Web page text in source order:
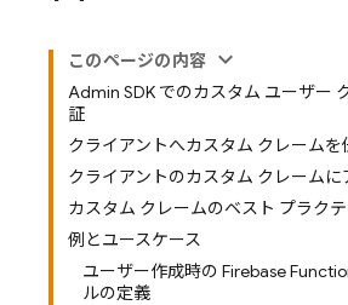
このページの内容
Admin SDK でのカスタム ユーザー
証
クライアントへカスタム クレームを
クライアントのカスタム クレームに
カスタム クレームのベスト プラク
例とユースケース
ユーザー作成時の Firebase
ルの定義